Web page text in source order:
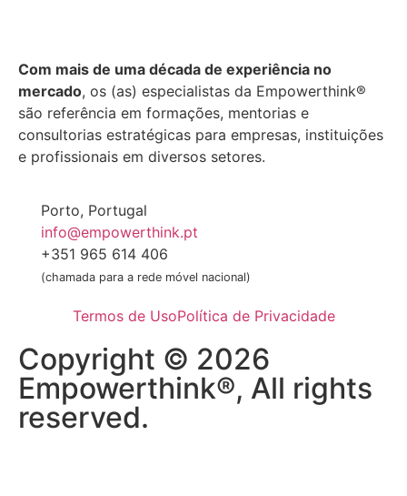
Com mais de uma década de experiência no
mercado, os (as) especialistas da Empowerthink®
são referência em formações, mentorias e
consultorias estratégicas para empresas, instituições
e profissionais em diversos setores.
Porto, Portugal
info@empowerthink.pt
+351 965 614 406
(chamada para a rede móvel nacional)
Termos de UsoPolítica de Privacidade
Copyright © 2026
Empowerthink®, All rights
reserved.